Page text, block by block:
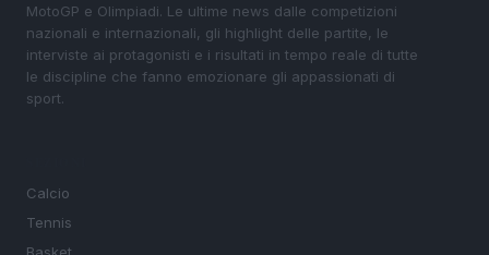
MotoGP e Olimpiadi. Le ultime news dalle competizioni
nazionali e internazionali, gli highlight delle partite, le
interviste ai protagonisti e i risultati in tempo reale di tutte
le discipline che fanno emozionare gli appassionati di
sport.
Calcio
Tennis